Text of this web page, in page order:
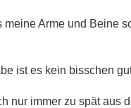
Arme und Beine
ist es kein bisschen
nur immer zu spät aus